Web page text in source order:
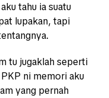
tahu ia suatu
lupakan, tapi
tu jugaklah seperti
ni memori aku
yang pernah